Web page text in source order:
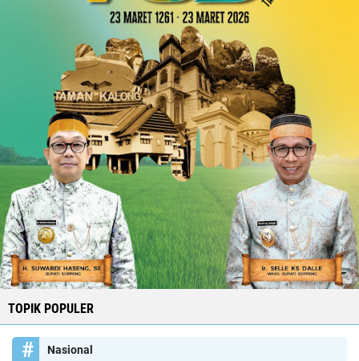
TOPIK POPULER
Nasional